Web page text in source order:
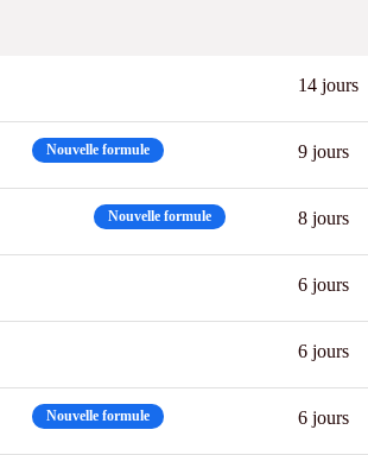
14 jours
Nouvelle formule 9 jours
Nouvelle formule 8 jours
6 jours
6 jours
Nouvelle formule 6 jours